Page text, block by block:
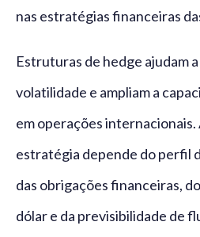
nas estratégias financeiras
Estruturas de hedge ajudam
volatilidade e ampliam a
em operações internacionais.
estratégia depende do perfil
das obrigações financeiras,
dólar e da previsibilidade de